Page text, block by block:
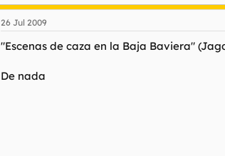
26 Jul 2009
"Escenas de caza en la Baja Baviera"
De nada